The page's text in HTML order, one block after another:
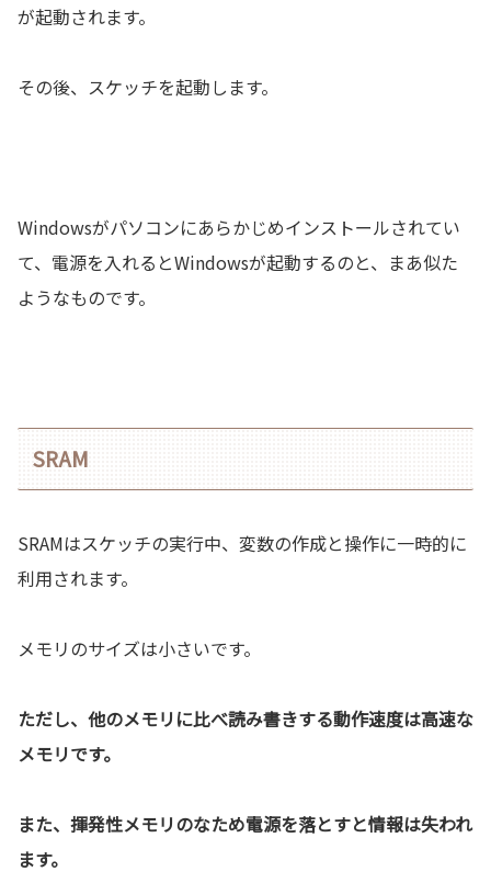
が起動されます。
その後、スケッチを起動します。
Windowsがパソコンにあらかじめインストールされてい
て、電源を入れるとWindowsが起動するのと、まあ似た
ようなものです。
SRAM
SRAMはスケッチの実行中、変数の作成と操作に一時的に
利用されます。
メモリのサイズは小さいです。
ただし、他のメモリに比べ読み書きする動作速度は高速な
メモリです。
また、揮発性メモリのなため電源を落とすと情報は失われ
ます。